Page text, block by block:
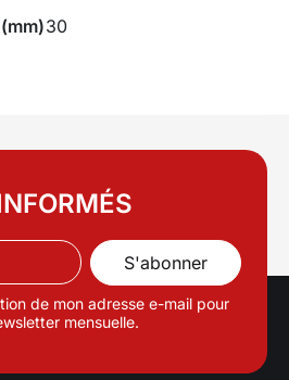
30
de mon adresse e-mail pour
mensuelle.